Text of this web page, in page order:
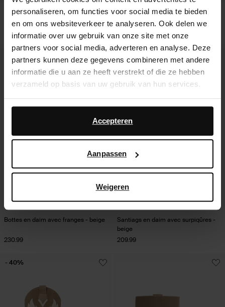
personaliseren, om functies voor social media te bieden
en om ons websiteverkeer te analyseren. Ook delen we
informatie over uw gebruik van onze site met onze
partners voor social media, adverteren en analyse. Deze
partners kunnen deze gegevens combineren met andere
informatie die u aan ze heeft verstrekt of die ze hebben
verzameld op basis van uw gebruik van hun services.
Daarnaast werken wij samen met Google voor
advertentie- en meetdoeleinden. Meer informatie over
hoe Google uw persoonsgegevens gebruikt, vindt u op
Accepteren
Aanpassen
Weigeren
Santiags en daim avec surpiqûres
décoratives - beige
80.00
Bottes en daim avec rabat - beige
167.99
Bottes en daim avec franges - beige
230.99
Santiags en daim avec surpiqûres -
beige
209.99
- 40%